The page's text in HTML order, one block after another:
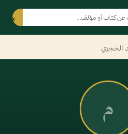
بحث
الحجري
م